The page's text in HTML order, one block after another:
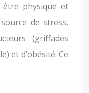
être physique et
de stress,
(griffades
et d’obésité. Ce